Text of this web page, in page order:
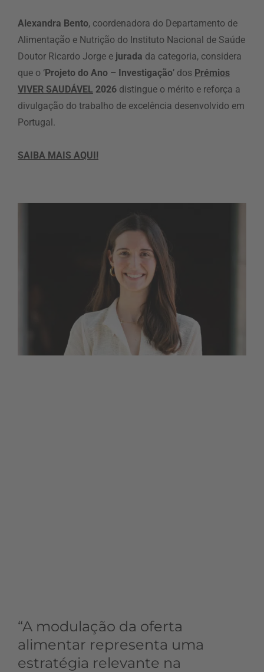
Alexandra Bento, coordenadora do Departamento de
Alimentação e Nutrição do Instituto Nacional de Saúde
Doutor Ricardo Jorge e jurada da categoria, considera
que o ‘Projeto do Ano – Investigação’ dos Prémios
VIVER SAUDÁVEL 2026 distingue o mérito e reforça a
divulgação do trabalho de excelência desenvolvido em
Portugal.
SAIBA MAIS AQUI!
“A modulação da oferta
alimentar representa uma
estratégia relevante na